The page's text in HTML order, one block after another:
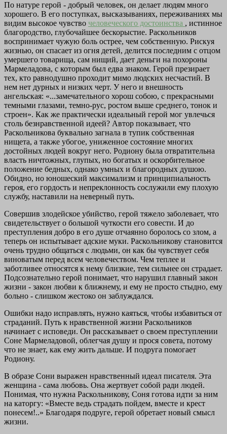
По натуре герой - добрый человек, он делает людям много
хорошего. В его поступках, высказываниях, переживаниях мы
видим высокое чувство человеческого достоинства , истинное
благородство, глубочайшее бескорыстие. Раскольников
воспринимает чужую боль острее, чем собственную. Рискуя
жизнью, он спасает из огня детей, делится последним с отцом
умершего товарища, сам нищий, дает деньги на похороны
Мармеладова, с которым был едва знаком. Герой презирает
тех, кто равнодушно проходит мимо людских несчастий. В
нем нет дурных и низких черт. У него и внешность
ангельская: «...замечательного хорош собою, с прекрасными
темными глазами, темно-рус, ростом выше среднего, тонок и
строен». Как же практически идеальный герой мог увлечься
столь безнравственной идеей? Автор показывает, что
Раскольникова буквально загнала в тупик собственная
нищета, а также убогое, униженное состояние многих
достойных людей вокруг него. Родиону была отвратительна
власть ничтожных, глупых, но богатых и оскорбительное
положение бедных, однако умных и благородных душою.
Обидно, но юношеский максимализм и принципиальность
героя, его гордость и непреклонность сослужили ему плохую
службу, наставили на неверный путь.
Совершив злодейское убийство, герой тяжело заболевает, что
свидетельствует о большой чуткости его совести. И до
преступления добро в его душе отчаянно боролось со злом, а
теперь он испытывает адские муки. Раскольникову становится
очень трудно общаться с людьми, он как бы чувствует себя
виноватым перед всем человечеством. Чем теплее и
заботливее относятся к нему близкие, тем сильнее он страдает.
Подсознательно герой понимает, что нарушил главный закон
жизни - закон любви к ближнему, и ему не просто стыдно, ему
больно - слишком жестоко он заблуждался.
Ошибки надо исправлять, нужно каяться, чтобы избавиться от
страданий. Путь к нравственной жизни Раскольников
начинает с исповеди. Он рассказывает о своем преступлении
Соне Мармеладовой, облегчая душу и прося совета, потому
что не знает, как ему жить дальше. И подруга помогает
Родиону.
В образе Сони выражен нравственный идеал писателя. Эта
женщина - сама любовь. Она жертвует собой ради людей.
Понимая, что нужна Раскольникову, Соня готова идти за ним
на каторгу: «Вместе ведь страдать пойдем, вместе и крест
понесем!..» Благодаря подруге, герой обретает новый смысл
жизни.